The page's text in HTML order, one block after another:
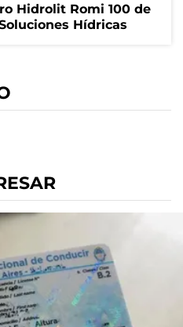
Hidrolit Romi 100 de
Hídricas